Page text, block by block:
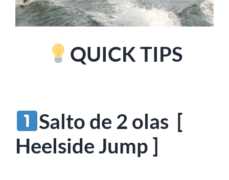
MI CUENTA
SEARCH
FOR:
QUICK TIPS
Salto de 2 olas [
Heelside Jump ]